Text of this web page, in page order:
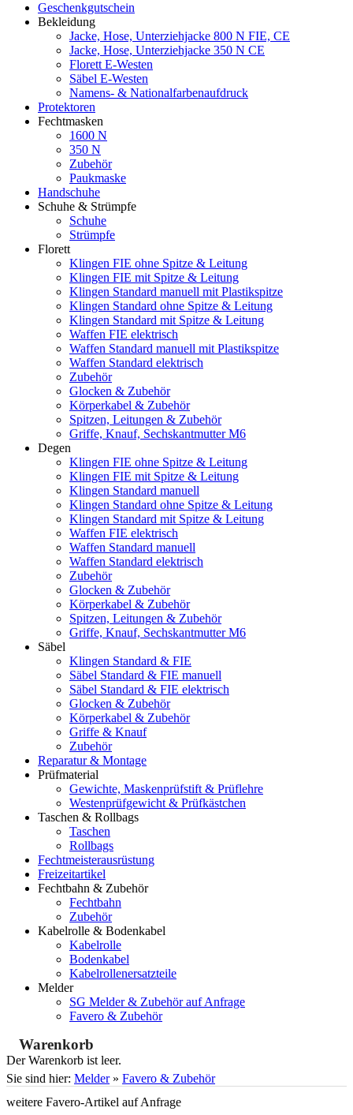
Geschenkgutschein
Bekleidung
Jacke, Hose, Unterziehjacke 800 N FIE, CE
Jacke, Hose, Unterziehjacke 350 N CE
Florett E-Westen
Säbel E-Westen
Namens- & Nationalfarbenaufdruck
Protektoren
Fechtmasken
1600 N
350 N
Zubehör
Paukmaske
Handschuhe
Schuhe & Strümpfe
Schuhe
Strümpfe
Florett
Klingen FIE ohne Spitze & Leitung
Klingen FIE mit Spitze & Leitung
Klingen Standard manuell mit Plastikspitze
Klingen Standard ohne Spitze & Leitung
Klingen Standard mit Spitze & Leitung
Waffen FIE elektrisch
Waffen Standard manuell mit Plastikspitze
Waffen Standard elektrisch
Zubehör
Glocken & Zubehör
Körperkabel & Zubehör
Spitzen, Leitungen & Zubehör
Griffe, Knauf, Sechskantmutter M6
Degen
Klingen FIE ohne Spitze & Leitung
Klingen FIE mit Spitze & Leitung
Klingen Standard manuell
Klingen Standard ohne Spitze & Leitung
Klingen Standard mit Spitze & Leitung
Waffen FIE elektrisch
Waffen Standard manuell
Waffen Standard elektrisch
Zubehör
Glocken & Zubehör
Körperkabel & Zubehör
Spitzen, Leitungen & Zubehör
Griffe, Knauf, Sechskantmutter M6
Säbel
Klingen Standard & FIE
Säbel Standard & FIE manuell
Säbel Standard & FIE elektrisch
Glocken & Zubehör
Körperkabel & Zubehör
Griffe & Knauf
Zubehör
Reparatur & Montage
Prüfmaterial
Gewichte, Maskenprüfstift & Prüflehre
Westenprüfgewicht & Prüfkästchen
Taschen & Rollbags
Taschen
Rollbags
Fechtmeisterausrüstung
Freizeitartikel
Fechtbahn & Zubehör
Fechtbahn
Zubehör
Kabelrolle & Bodenkabel
Kabelrolle
Bodenkabel
Kabelrollenersatzteile
Melder
SG Melder & Zubehör auf Anfrage
Favero & Zubehör
Warenkorb
Der Warenkorb ist leer.
Sie sind hier: Melder» Favero & Zubehör
weitere Favero-Artikel auf Anfrage